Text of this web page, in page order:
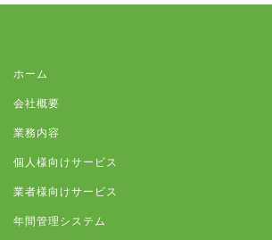
ホーム
会社概要
業務内容
個人様向けサービス
業者様向けサービス
年間管理システム